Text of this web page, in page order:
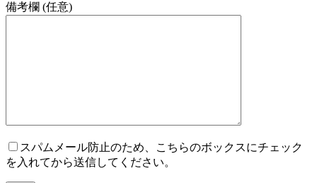
備考欄 (任意)
スパムメール防止のため、こちらのボックスにチェック
を入れてから送信してください。